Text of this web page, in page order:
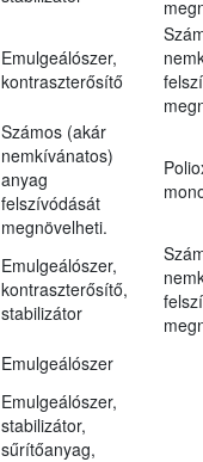
Emulgeálószer,
kontraszterősítő
Számos (akár
nemkívánatos)
anyag
felszívódását
megnövelheti.
Emulgeálószer,
kontraszterősítő,
stabilizátor
Emulgeálószer
Emulgeálószer,
stabilizátor,
sűrítőanyag,